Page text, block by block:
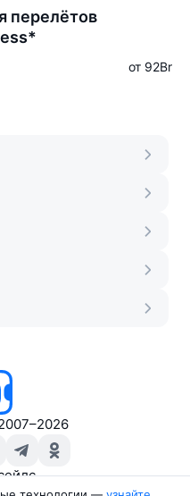
перелётов
от 92Br